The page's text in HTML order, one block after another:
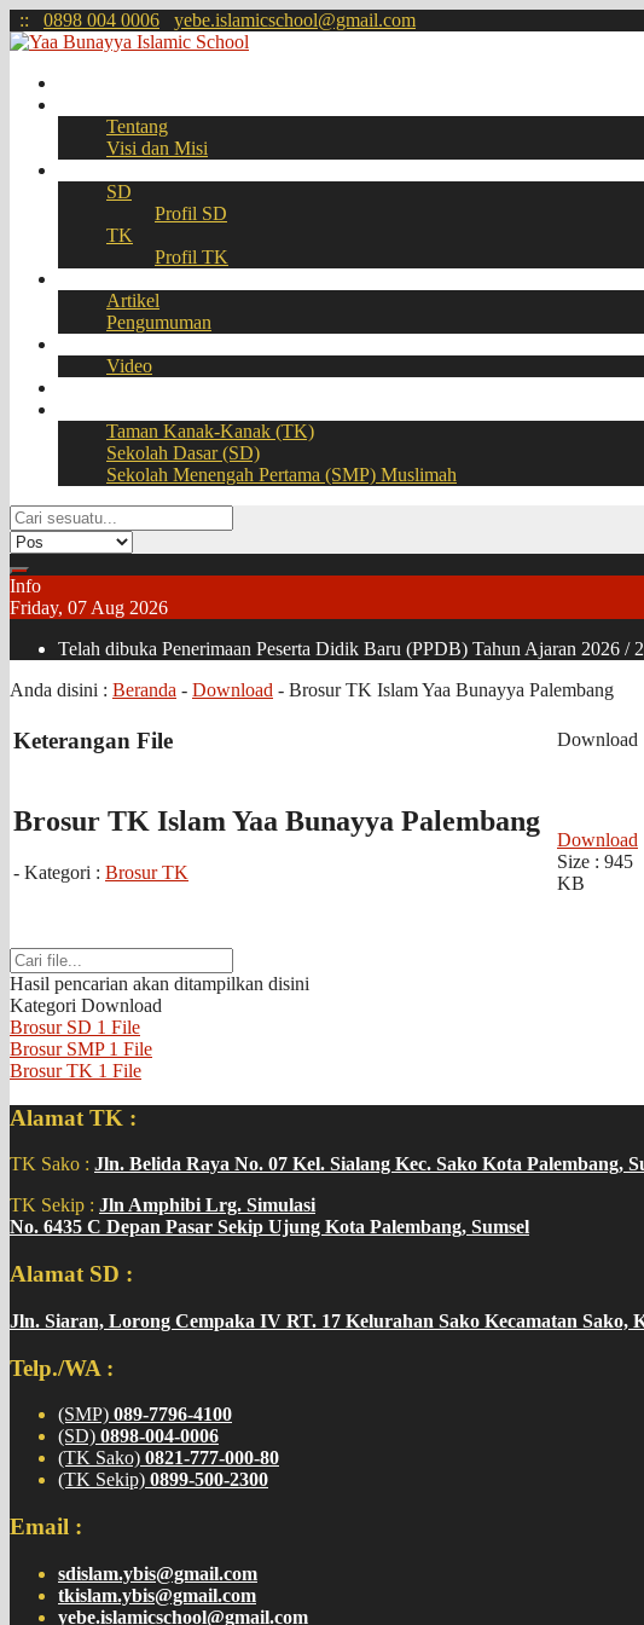
:: 0898 004 0006 yebe.islamicschool@gmail.com
Tentang
Visi dan Misi
SD
Profil SD
TK
Profil TK
Artikel
Pengumuman
Video
Taman Kanak-Kanak (TK)
Sekolah Dasar (SD)
Sekolah Menengah Pertama (SMP) Muslimah
Info
Friday, 07 Aug 2026
Telah dibuka Penerimaan Peserta Didik Baru (PPDB) Tahun Ajaran 2026
Anda disini : Beranda - Download - Brosur TK Islam Yaa Bunayya Palembang
Keterangan File Download
Brosur TK Islam Yaa Bunayya Palembang
- Kategori : Brosur TK
Download
Size : 945
KB
Hasil pencarian akan ditampilkan disini
Kategori Download
Brosur SD 1 File
Brosur SMP 1 File
Brosur TK 1 File
Alamat TK :
TK Sako : Jln. Belida Raya No. 07 Kel. Sialang Kec. Sako Kota Palembang,
TK Sekip : Jln Amphibi Lrg. Simulasi
No. 6435 C Depan Pasar Sekip Ujung Kota Palembang, Sumsel
Alamat SD :
Jln. Siaran, Lorong Cempaka IV RT. 17 Kelurahan Sako Kecamatan Sako,
Telp./WA :
(SMP) 089-7796-4100
(SD) 0898-004-0006
(TK Sako) 0821-777-000-80
(TK Sekip) 0899-500-2300
Email :
sdislam.ybis@gmail.com
tkislam.ybis@gmail.com
yebe.islamicschool@gmail.com